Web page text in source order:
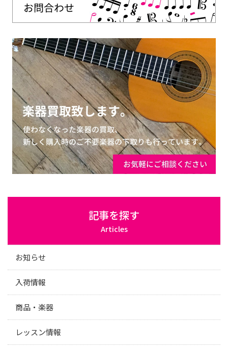
記事を探す
Articles
お知らせ
入荷情報
商品・楽器
レッスン情報